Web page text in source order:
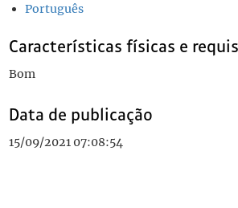
Português
Características físicas e
Bom
Data de publicação
15/09/2021 07:08:54